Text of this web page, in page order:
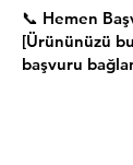
📞 Hemen
[Ürününüzü
başvuru